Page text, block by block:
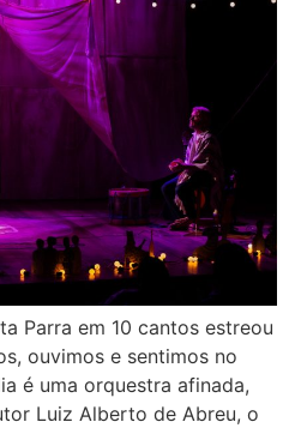
Parra em 10 cantos estreou
ouvimos e sentimos no
é uma orquestra afinada,
Luiz Alberto de Abreu, o